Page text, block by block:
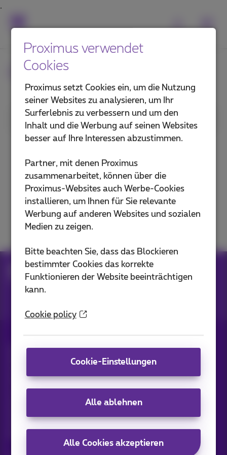
Häufig gestellte Fragen
1. Kategorie
Internet für unterwegs
Explore (privates Netz)
Sicherheit und Schutz
Proximus verwendet
Cookies
Proximus setzt Cookies ein, um die Nutzung
seiner Websites zu analysieren, um Ihr
Surferlebnis zu verbessern und um den
Inhalt und die Werbung auf seinen Websites
besser auf Ihre Interessen abzustimmen.
Partner, mit denen Proximus
zusammenarbeitet, können über die
Proximus-Websites auch Werbe-Cookies
installieren, um Ihnen für Sie relevante
Werbung auf anderen Websites und sozialen
Medien zu zeigen.
Bitte beachten Sie, dass das Blockieren
bestimmter Cookies das korrekte
Funktionieren der Website beeinträchtigen
kann.
Cookie policy
Cookie-Einstellungen
Alle ablehnen
Alle Cookies akzeptieren
Hilfe Netzwerken
Internet im Büro
Installation und Kabel
Alle Rechte vorbehalten. ©2026Proximus
Allgemeine Geschäftsbedingungen,
Preisliste und Tarife
Erreichbarkeit
Datenschutz
Cookie-Richtlinie
Daten des Unternehmens
Diese Website wurde erstellt und wird verwaltet in